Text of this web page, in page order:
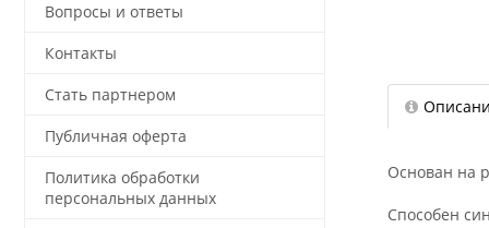
Основан на
Способен
Вопросы и ответы
Контакты
Стать партнером
Публичная оферта
Политика обработки
персональных данных